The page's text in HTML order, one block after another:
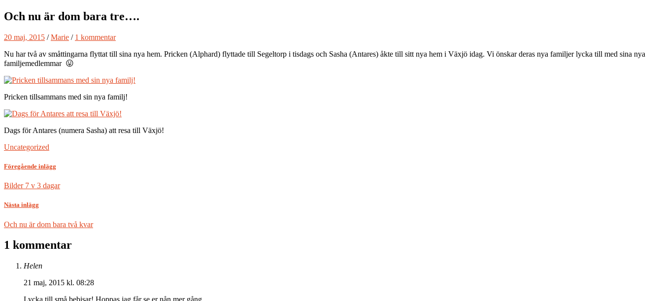
Och nu är dom bara tre….
20 maj, 2015 /Marie / 1 kommentar
Nu har två av småttingarna flyttat till sina nya hem. Pricken (Alphard) flyttade till Segeltorp i tisdags och Sasha (Antares) åkte till sitt nya hem i Växjö idag. Vi önskar deras nya familjer lycka till med sina nya
familjemedlemmar 😛
Pricken tillsammans med sin nya familj!
Dags för Antares (numera Sasha) att resa till Växjö!
Uncategorized
Föregående inlägg
Bilder 7 v 3 dagar
Nästa inlägg
Och nu är dom bara två kvar
1 kommentar
Helen
21 maj, 2015 kl. 08:28